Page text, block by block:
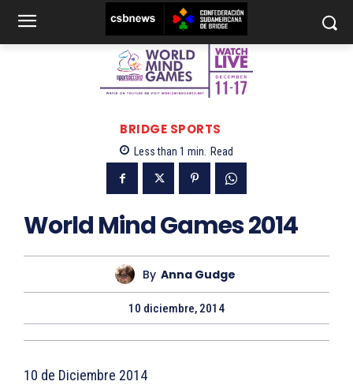
BRIDGE SPORTS
Less than 1 min. Read
World Mind Games 2014
By Anna Gudge
10 diciembre, 2014
10 de Diciembre 2014